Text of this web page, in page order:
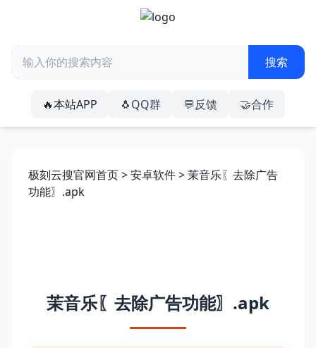
🔥本站APP 🐧QQ群 💬反馈 🤝合作
极刻云搜官网首页>安卓软件> 茉音乐〖去除广告
功能〗.apk
茉音乐〖去除广告功能〗.apk